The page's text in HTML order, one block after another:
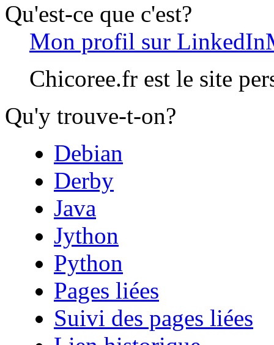
Qu'est-ce que c'est?
Mon profil sur LinkedIn
Chicoree.fr est le site
Qu'y trouve-t-on?
Debian
Derby
Java
Jython
Python
Pages liées
Suivi des pages liées